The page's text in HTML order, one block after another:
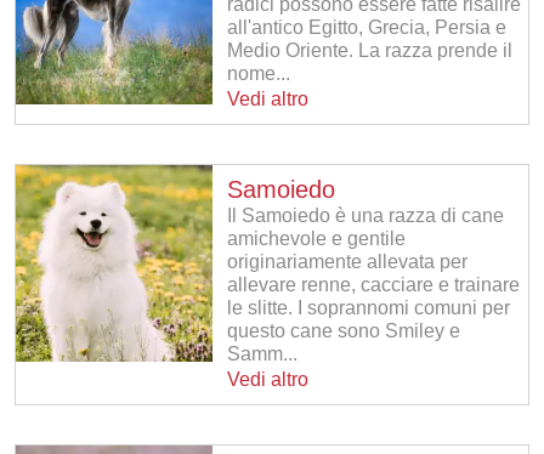
all'antico Egitto, Grecia, Persia e
Medio Oriente. La razza prende il
nome...
Vedi altro
Samoiedo
Il Samoiedo è una razza di cane
amichevole e gentile
originariamente allevata per
allevare renne, cacciare e trainare
le slitte. I soprannomi comuni per
questo cane sono Smiley e
Samm...
Vedi altro